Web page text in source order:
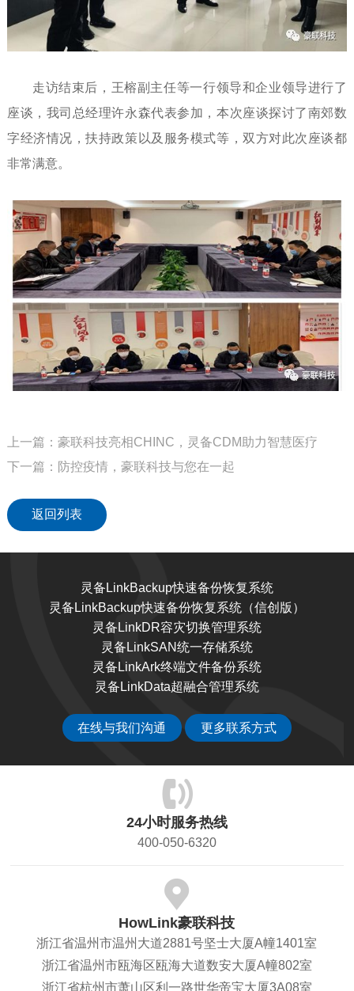
走访结束后，王榕副主任等一行领导和企业领导进行了
座谈，我司总经理许永森代表参加，本次座谈探讨了南郊数
字经济情况，扶持政策以及服务模式等，双方对此次座谈都
非常满意。
上一篇：豪联科技亮相CHINC，灵备CDM助力智慧医疗
返回列表
下一篇：防控疫情，豪联科技与您在一起
灵备LinkBackup快速备份恢复系统
灵备LinkBackup快速备份恢复系统（信创版）
灵备LinkDR容灾切换管理系统
灵备LinkSAN统一存储系统
灵备LinkArk终端文件备份系统
灵备LinkData超融合管理系统
在线与我们沟通 更多联系方式
24小时服务热线
400-050-6320
HowLink豪联科技
浙江省温州市温州大道2881号坚士大厦A幢1401室
浙江省温州市瓯海区瓯海大道数安大厦A幢802室
浙江省杭州市萧山区利一路世华帝宝大厦3A08室